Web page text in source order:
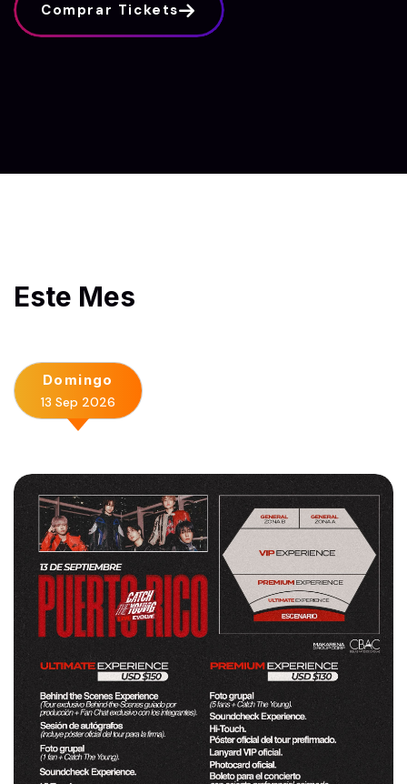
Comprar Tickets
Este Mes
Domingo
13 Sep 2026